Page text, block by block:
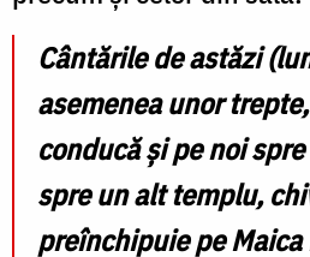
Cântările de astăzi
asemenea unor
conducă și pe noi
spre un alt templu,
preînchipuie pe